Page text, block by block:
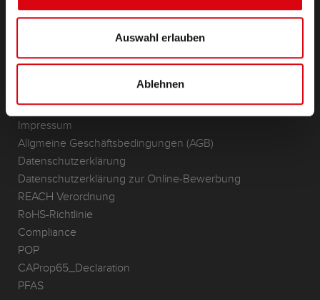
Auswahl erlauben
Ablehnen
Anwendungsbereiche
Standorte & Kontakt
Infoservice
Impressum
Allgmeine Geschäftsbedingungen (AGB)
Datenschutzerklärung
Datenschutzerklärung zur Online-Bewerbung
REACH Verordnung
RoHS-Richtlinie
Compliance
POP
CAProp65_Declaration
PFAS